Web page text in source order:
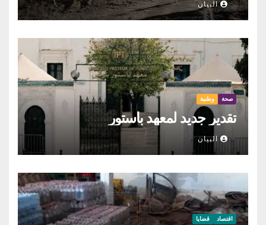
البيان
صحة وطنية
تقدير جديد لمعهد باستور
البيان
اقتصاد قضايا